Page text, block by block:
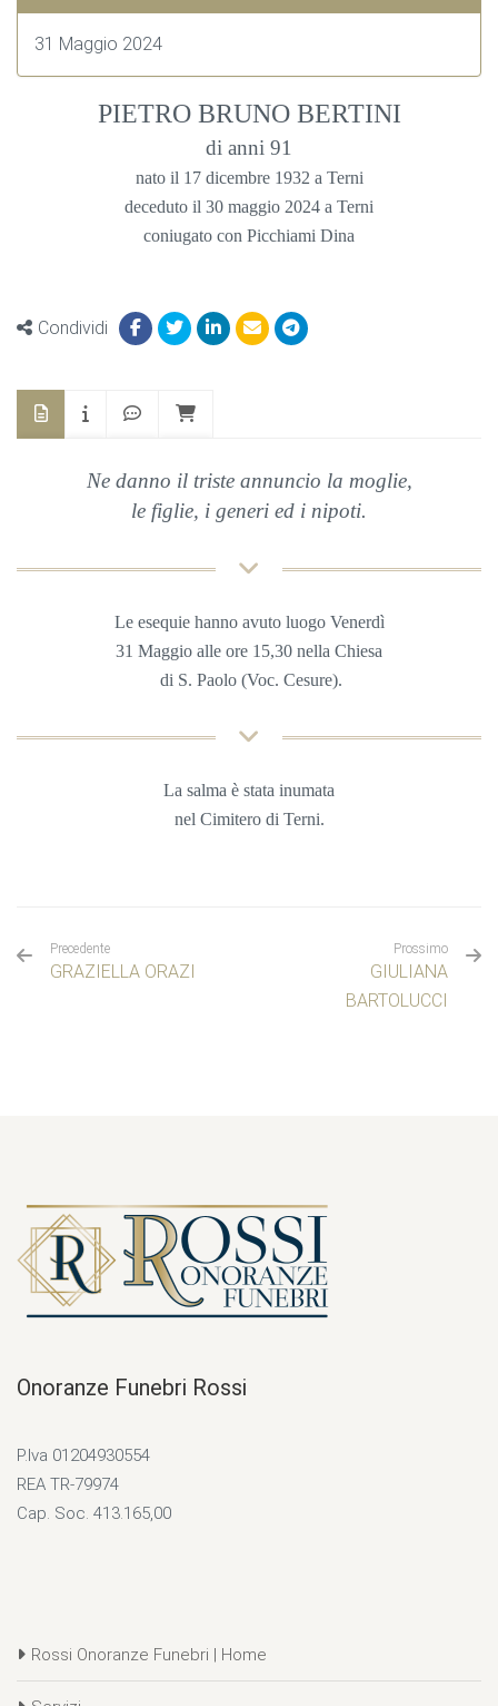
31 Maggio 2024
PIETRO BRUNO BERTINI
di anni 91
nato il 17 dicembre 1932 a Terni
deceduto il 30 maggio 2024 a Terni
coniugato con Picchiami Dina
Condividi
Ne danno il triste annuncio la moglie,
le figlie, i generi ed i nipoti.
Le esequie hanno avuto luogo Venerdì
31 Maggio alle ore 15,30 nella Chiesa
di S. Paolo (Voc. Cesure).
La salma è stata inumata
nel Cimitero di Terni.
Precedente
GRAZIELLA ORAZI
Prossimo
GIULIANA
BARTOLUCCI
Onoranze Funebri Rossi
P.Iva 01204930554
REA TR-79974
Cap. Soc. 413.165,00
Rossi Onoranze Funebri | Home